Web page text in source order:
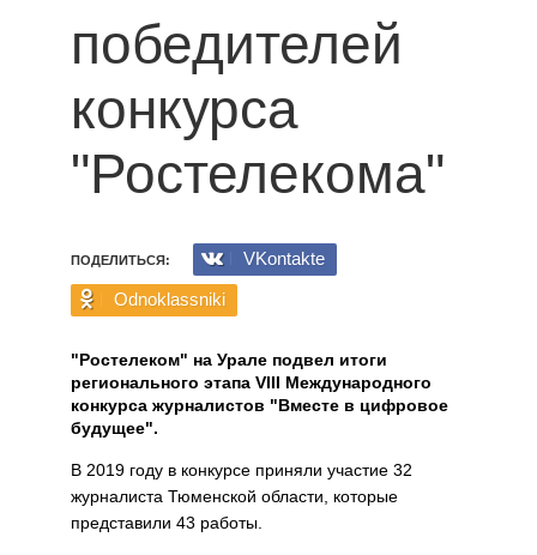
победителей
конкурса
"Ростелекома"
ПОДЕЛИТЬСЯ:
VKontakte
Odnoklassniki
"Ростелеком" на Урале подвел итоги
регионального этапа VIII Международного
конкурса журналистов "Вместе в цифровое
будущее".
В 2019 году в конкурсе приняли участие 32
журналиста Тюменской области, которые
представили 43 работы.